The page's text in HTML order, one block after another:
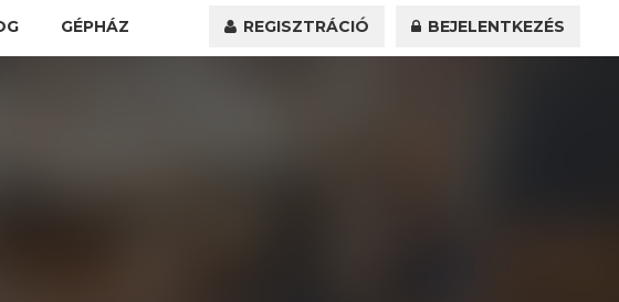
GÉPHÁZ REGISZTRÁCIÓ BEJELENTKEZÉS